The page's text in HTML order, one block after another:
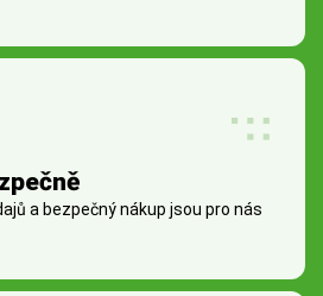
a bezpečný nákup jsou pro nás